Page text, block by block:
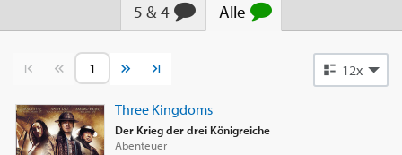
5 & 4 Alle
Vorherige SeiteNächste Seite 12x
Three Kingdoms
Der Krieg der drei Königreiche
Abenteuer